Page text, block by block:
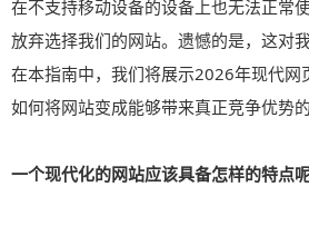
在不支持移动设备的设备上也无法正常
放弃选择我们的网站。遗憾的是，这对
在本指南中，我们将展示2026年现代网
如何将网站变成能够带来真正竞争优势的
一个现代化的网站应该具备怎样的特点呢